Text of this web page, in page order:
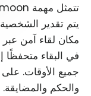
يتم تقدير
في البقاء
والحكم